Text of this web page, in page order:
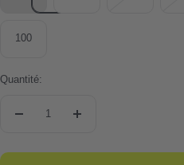
100
Quantité:
Réduire
quantité
Augmenter
quantité